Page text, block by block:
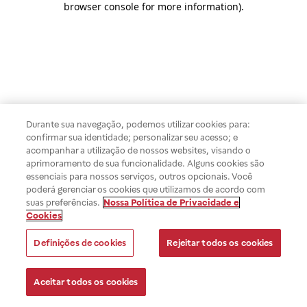
browser console for more information).
Durante sua navegação, podemos utilizar cookies para:
confirmar sua identidade; personalizar seu acesso; e
acompanhar a utilização de nossos websites, visando o
aprimoramento de sua funcionalidade. Alguns cookies são
essenciais para nossos serviços, outros opcionais. Você
poderá gerenciar os cookies que utilizamos de acordo com
suas preferências. Nossa Política de Privacidade e
Cookies
Definições de cookies Rejeitar todos os cookies
Aceitar todos os cookies